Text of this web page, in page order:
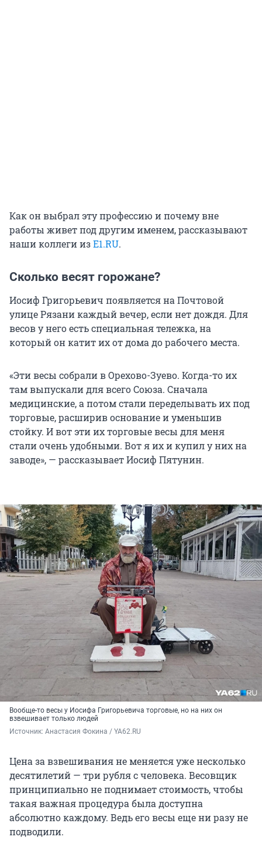
Как он выбрал эту профессию и почему вне
работы живет под другим именем, рассказывают
наши коллеги изE1.RU.
Сколько весят горожане?
Иосиф Григорьевич появляется на Почтовой
улице Рязани каждый вечер, если нет дождя. Для
весов у него есть специальная тележка, на
который он катит их от дома до рабочего места.
«Эти весы собрали в Орехово-Зуево. Когда-то их
там выпускали для всего Союза. Сначала
медицинские, а потом стали переделывать их под
торговые, расширив основание и уменьшив
стойку. И вот эти их торговые весы для меня
стали очень удобными. Вот я их и купил у них на
заводе», — рассказывает Иосиф Пятунин.
Вообще-то весы у Иосифа Григорьевича торговые, но на них он
взвешивает только людей
Источник: Анастасия Фокина / YA62.RU
Цена за взвешивания не меняется уже несколько
десятилетий — три рубля с человека. Весовщик
принципиально не поднимает стоимость, чтобы
такая важная процедура была доступна
абсолютно каждому. Ведь его весы еще ни разу не
подводили.